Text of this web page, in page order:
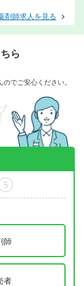
剤師求人を見る
ら
でご安心ください。
5
師
者